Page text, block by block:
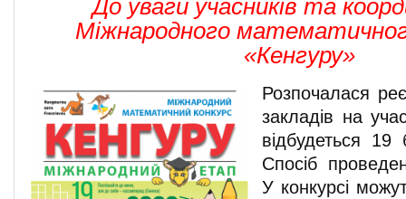
До уваги учасників та
Міжнародного
«Кенгуру»
Розпочалася
закладів на
відбудеться
Спосіб
У конкурсі